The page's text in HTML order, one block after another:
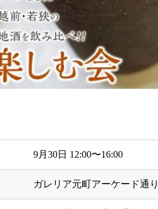
9月30日 12:00〜16:00
ガレリア元町アーケード通り